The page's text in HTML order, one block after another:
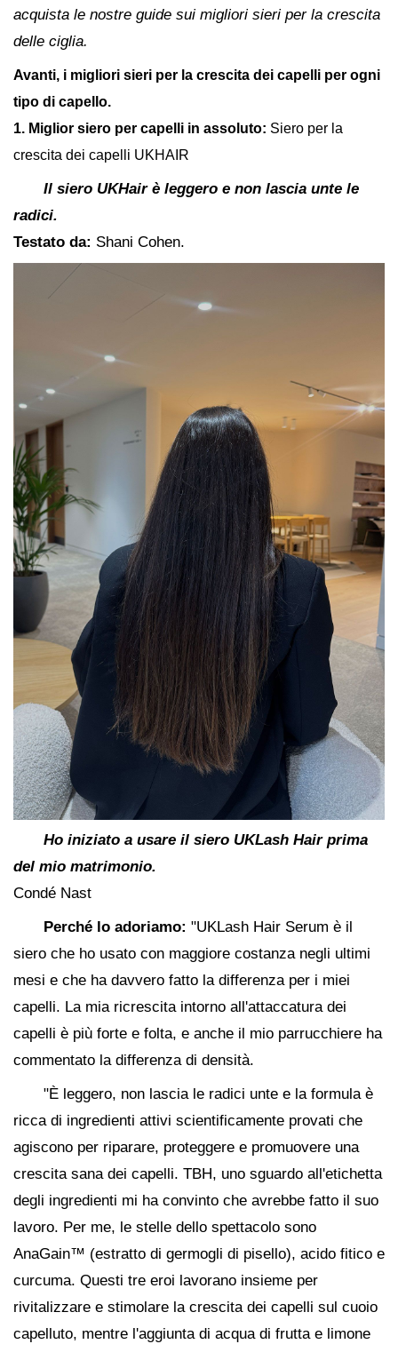
acquista le nostre guide sui migliori sieri per la crescita
delle ciglia.
Avanti, i migliori sieri per la crescita dei capelli per ogni
tipo di capello.
1. Miglior siero per capelli in assoluto: Siero per la
crescita dei capelli UKHAIR
Il siero UKHair è leggero e non lascia unte le
radici.
Testato da: Shani Cohen.
Ho iniziato a usare il siero UKLash Hair prima
del mio matrimonio.
Condé Nast
Perché lo adoriamo: "UKLash Hair Serum è il
siero che ho usato con maggiore costanza negli ultimi
mesi e che ha davvero fatto la differenza per i miei
capelli. La mia ricrescita intorno all'attaccatura dei
capelli è più forte e folta, e anche il mio parrucchiere ha
commentato la differenza di densità.
"È leggero, non lascia le radici unte e la formula è
ricca di ingredienti attivi scientificamente provati che
agiscono per riparare, proteggere e promuovere una
crescita sana dei capelli. TBH, uno sguardo all'etichetta
degli ingredienti mi ha convinto che avrebbe fatto il suo
lavoro. Per me, le stelle dello spettacolo sono
AnaGain™ (estratto di germogli di pisello), acido fitico e
curcuma. Questi tre eroi lavorano insieme per
rivitalizzare e stimolare la crescita dei capelli sul cuoio
capelluto, mentre l'aggiunta di acqua di frutta e limone